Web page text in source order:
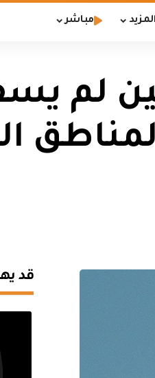
المزيد مباشر
لم
قد